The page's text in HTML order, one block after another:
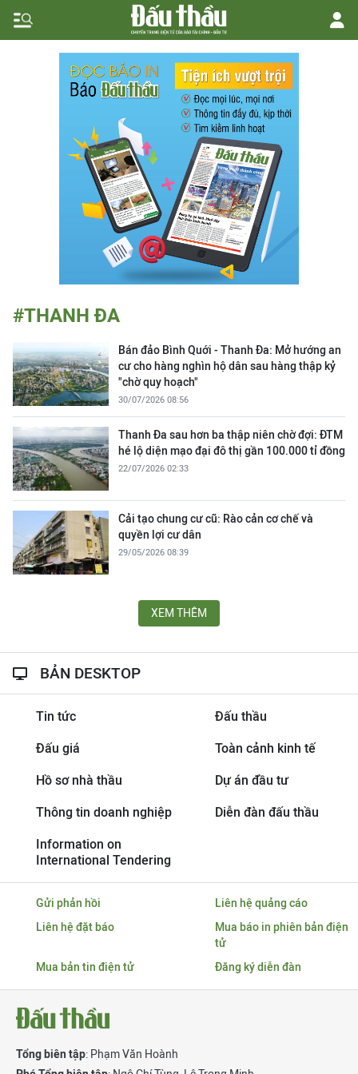
#THANH ĐA
Bán đảo Bình Quới - Thanh Đa: Mở hướng an
cư cho hàng nghìn hộ dân sau hàng thập kỷ
"chờ quy hoạch"
30/07/2026 08:56
Thanh Đa sau hơn ba thập niên chờ đợi: ĐTM
hé lộ diện mạo đại đô thị gần 100.000 tỉ đồng
22/07/2026 02:33
Cải tạo chung cư cũ: Rào cản cơ chế và
quyền lợi cư dân
29/05/2026 08:39
XEM THÊM
BẢN DESKTOP
Tin tức Đấu thầu
Đấu giá Toàn cảnh kinh tế
Hồ sơ nhà thầu Dự án đầu tư
Thông tin doanh nghiệp Diễn đàn đấu thầu
Information on
International Tendering
Gửi phản hồi
Liên hệ quảng cáo
Liên hệ đặt báo
Mua báo in phiên bản điện
tử
Mua bản tin điện tử
Đăng ký diễn đàn
Tổng biên tập: Phạm Văn Hoành